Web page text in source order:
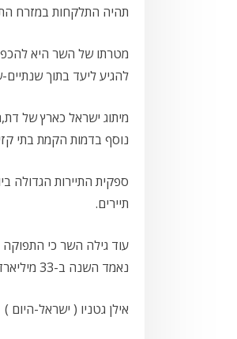
תהיה התלקחות במזרח
מטרתו של השר היא
להגיע ליעד בתוך
מיתוג ישראל כארץ של
נוסף בדמות הקמת בתי
תיירים.
נאמד השנה ב-33 מיליארד שקלים.
אילן גטניו ( ישראל-היום )